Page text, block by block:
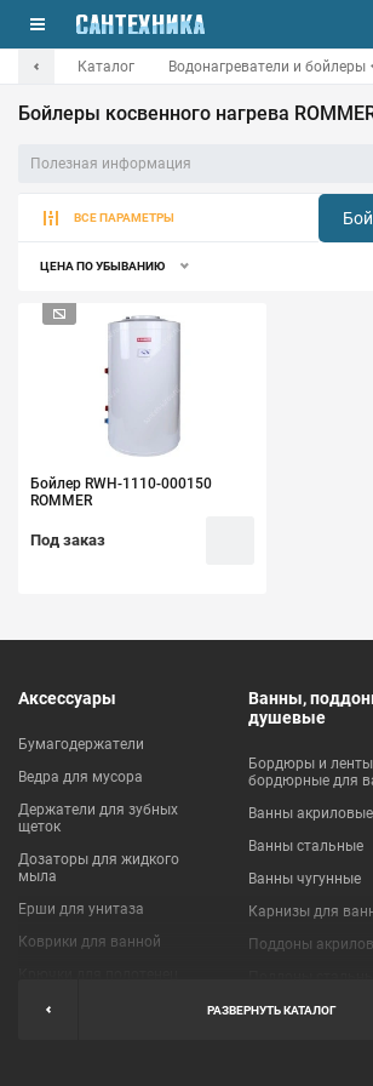
Каталог Водонагреватели и бойлеры
Бойлеры косвенного нагрева
Полезная информация
ВСЕ ПАРАМЕТРЫ
ЦЕНА ПО УБЫВАНИЮ
Бойлер RWH-1110-000150
ROMMER
Под заказ
Аксессуары
Бумагодержатели
Ведра для мусора
Держатели для зубных
щеток
Дозаторы для жидкого
мыла
Ерши для унитаза
Коврики для ванной
Мыльницы
Ванны,
душевые
Бордюры и ленты
бордюрные для
Ванны акриловые
Ванны стальные
Ванны чугунные
Карнизы для
Поддоны
Пробки для ванн
РАЗВЕРНУТЬ КАТАЛОГ